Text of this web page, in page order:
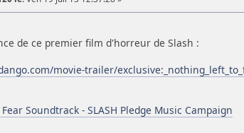
de ce premier film d'horreur de Slash :
movie-trailer/
Soundtrack - SLASH Pledge Music Campaign